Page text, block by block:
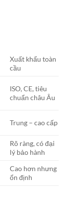
Xuất khẩu toàn
cầu
ISO, CE, tiêu
chuẩn châu Âu
Trung – cao cấp
Rõ ràng, có đại
lý bảo hành
Cao hơn nhưng
ổn định